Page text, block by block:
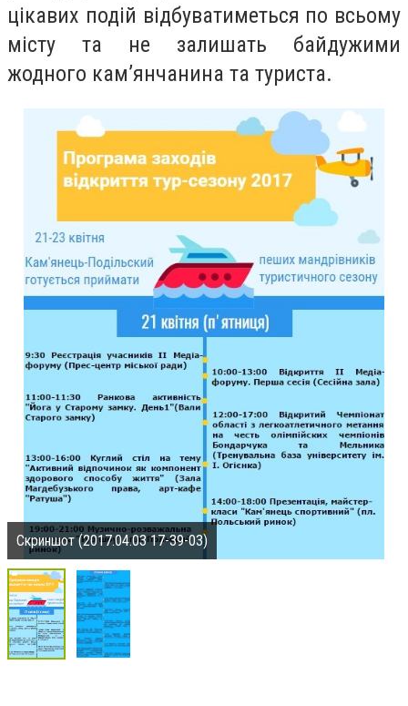
цікавих подій відбуватиметься по всьому
місту та не залишать байдужими
жодного кам’янчанина та туриста.
Скриншот (2017.04.03 17-39-03)